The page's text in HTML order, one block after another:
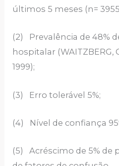
últimos 5 meses (n=
(2) Prevalência de 48%
hospitalar (WAITZBERG,
1999);
(3) Erro tolerável 5%;
(4) Nível de confiança
(5) Acréscimo de 5% de